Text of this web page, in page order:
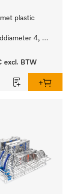
met plastic
4,
excl. BTW